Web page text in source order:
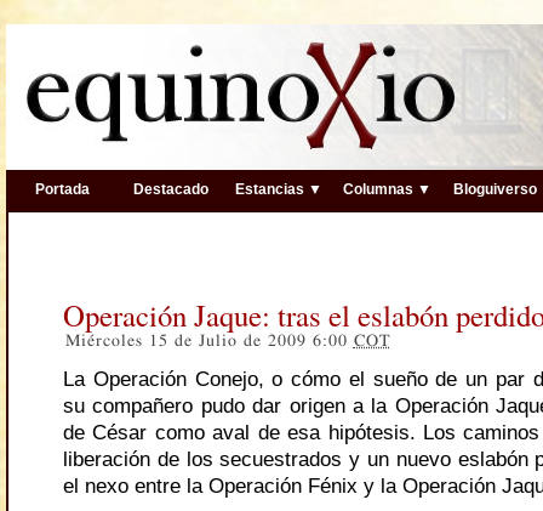
Portada Destacado Estancias ▼ Columnas ▼ Bloguiverso
Operación Jaque: tras el eslabón
Miércoles 15 de Julio de 2009 6:00 COT
La Operación Conejo, o cómo el sueño de un par
su compañero pudo dar origen a la Operación
de César como aval de esa hipótesis. Los
liberación de los secuestrados y un nuevo eslabón
el nexo entre la Operación Fénix y la Operación